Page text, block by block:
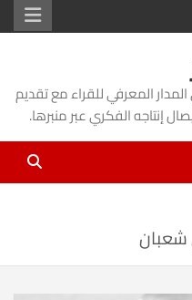
المعرفي للقراء مع تقديم
إنتاجه الفكري عبر منبرها.
شعبان